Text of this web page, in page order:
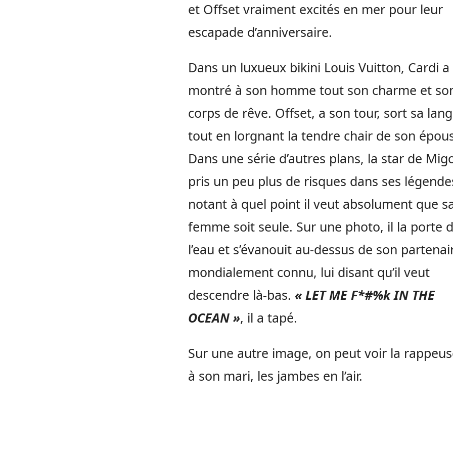
et Offset vraiment excités en mer pour leur
escapade d’anniversaire.
Dans un luxueux bikini Louis Vuitton, Cardi a
montré à son homme tout son charme et
corps de rêve. Offset, a son tour, sort sa
tout en lorgnant la tendre chair de son
Dans une série d’autres plans, la star de
pris un peu plus de risques dans ses
notant à quel point il veut absolument que
femme soit seule. Sur une photo, il la porte
l’eau et s’évanouit au-dessus de son
mondialement connu, lui disant qu’il veut
descendre là-bas. « LET ME F*#%k IN THE
OCEAN », il a tapé.
Sur une autre image, on peut voir la
à son mari, les jambes en l’air.